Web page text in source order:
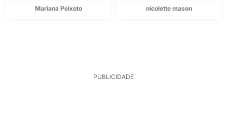
Mariana Peixoto nicolette mason
PUBLICIDADE